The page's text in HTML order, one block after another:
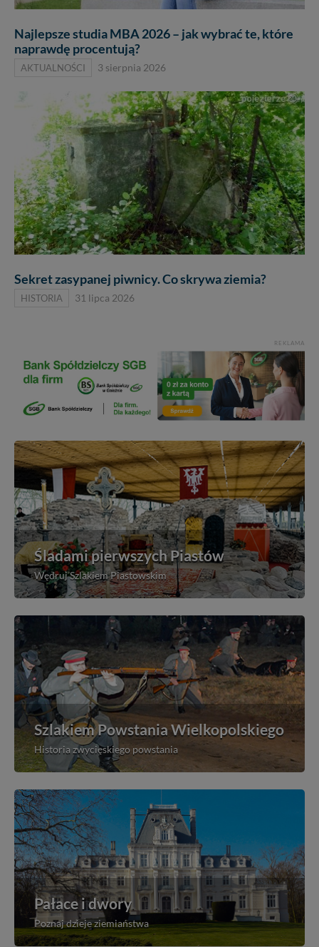
Najlepsze studia MBA 2026 – jak wybrać te, które
naprawdę procentują?
AKTUALNOŚCI 3 sierpnia 2026
Sekret zasypanej piwnicy. Co skrywa ziemia?
HISTORIA 31 lipca 2026
REKLAMA
Śladami pierwszych Piastów
Wędruj Szlakiem Piastowskim
Szlakiem Powstania Wielkopolskiego
Historia zwycięskiego powstania
Pałace i dwory
Poznaj dzieje ziemiaństwa
wakacje...